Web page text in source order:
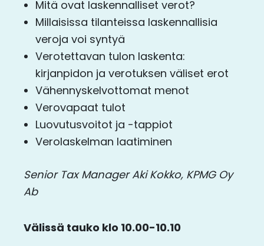
Mitä ovat laskennalliset verot?
Millaisissa tilanteissa laskennallisia
veroja voi syntyä
Verotettavan tulon laskenta:
kirjanpidon ja verotuksen väliset erot
Vähennyskelvottomat menot
Verovapaat tulot
Luovutusvoitot ja -tappiot
Verolaskelman laatiminen
Senior Tax Manager Aki Kokko, KPMG Oy
Ab
Välissä tauko klo 10.00-10.10